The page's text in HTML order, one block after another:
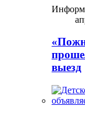
выезд